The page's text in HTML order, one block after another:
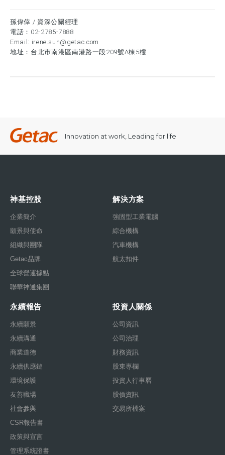
孫偉倖 / 資深公關經理
電話： 02-2785-7888
Email: irene.sun@getac.com
地址：台北市南港區南港路一段209號A棟5樓
Innovation at work, Leading for life
神基控股
企業簡介
願景與使命
組織與團隊
Getac品牌
全球營運據點
聯華神通集團
解決方案
強固型工業電腦
綜合機構
汽車機構
航太扣件
永續報告
永續願景
永續溝通
商業道德
永續供應鏈
環境保護
友善職場
社會參與
CSR報告書
政策與宣言
管理系統證書
投資人關係
公司資訊
公司治理
財務資訊
股東專欄
投資人行事曆
股價資訊
交易所檔案